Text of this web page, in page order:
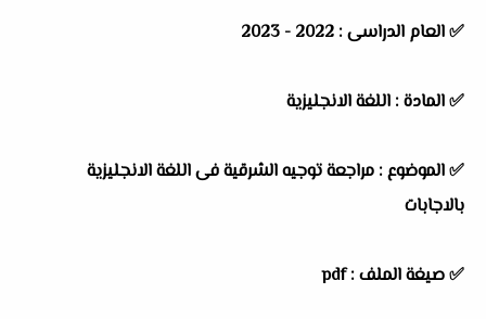
✅ العام الدراسى : 2022 - 2023
✅ المادة : اللغة الانجليزية
✅ الموضوع : مراجعة توجيه الشرقية فى اللغة الانجليزية
بالاجابات
✅ صيغة الملف : pdf